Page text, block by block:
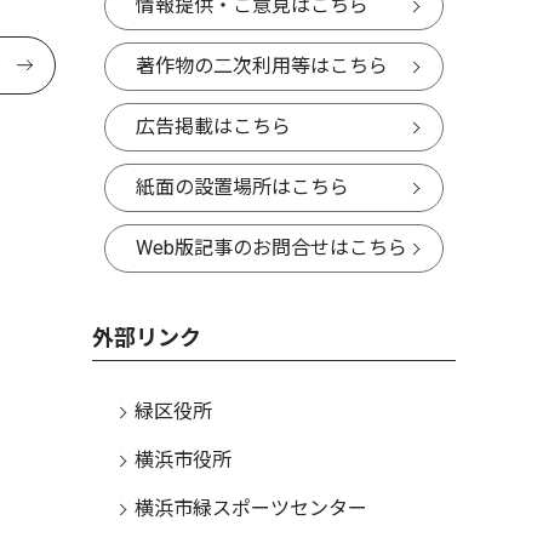
情報提供・ご意見はこちら
著作物の二次利用等はこちら
広告掲載はこちら
紙面の設置場所はこちら
Web版記事のお問合せはこちら
外部リンク
緑区役所
横浜市役所
横浜市緑スポーツセンター